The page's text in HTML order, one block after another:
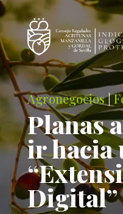
Agronegocios|
Planas
ir hacia
Digital”